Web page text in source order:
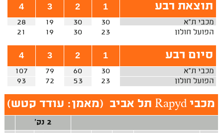
תוצאת רבע 1
2
3
4
מכבי ת"א 30
30
19
28
הפועל חולון
23
30
19
21
סיום רבע 1
2
3
4
מכבי ת"א 30
60
79
107
הפועל חולון
23
53
72
93
מכבי Rapyd תל אביב (מאמן: עודד קטש)
2 נק'